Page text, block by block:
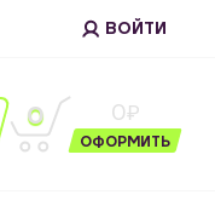
ВОЙТИ
0 0
ОФОРМИТЬ